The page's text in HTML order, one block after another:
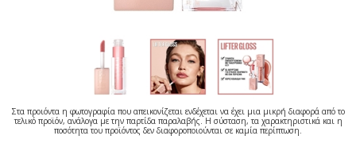
Στα προιόντα η φωτογραφία που απεικονίζεται ενδέχεται να έχει μια μικρή διαφορά από το
τελικό προϊόν, ανάλογα με την παρτίδα παραλαβής. Η σύσταση, τα χαρακτηριστικά και η
ποσότητα του προϊόντος δεν διαφοροποιούνται σε καμία περίπτωση.